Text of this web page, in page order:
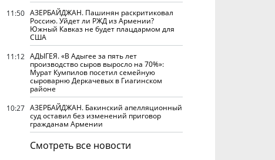
11:50 АЗЕРБАЙДЖАН. Пашинян раскритиковал
Россию. Уйдет ли РЖД из Армении?
Южный Кавказ не будет плацдармом для
США
11:12 АДЫГЕЯ. «В Адыгее за пять лет
производство сыров выросло на 70%»:
Мурат Кумпилов посетил семейную
сыроварню Деркачевых в Гиагинском
районе
10:27 АЗЕРБАЙДЖАН. Бакинский апелляционный
суд оставил без изменений приговор
гражданам Армении
Смотреть все новости